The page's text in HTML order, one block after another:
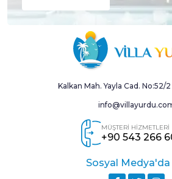
Kalkan Mah. Yayla Cad. No:52/
MÜŞTERİ HİZMETLERİ
+90 543 266
Sosyal Medya'da